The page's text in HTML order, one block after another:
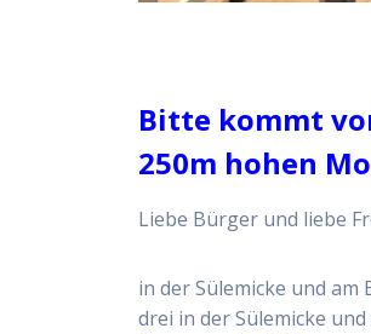
Bitte kommt
250m hohen
Liebe Bürger und liebe
in der Sülemicke und
drei in der Sülemicke